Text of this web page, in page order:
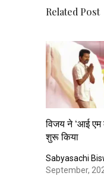
Related Post
विजय ने ‘आई एम
शुरू किया
Sabyasachi
September,